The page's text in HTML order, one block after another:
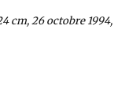
cm, 26 octobre 1994,